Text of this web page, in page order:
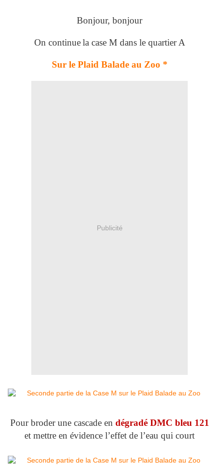
Bonjour, bonjour
On continue la case M dans le quartier A
Sur le Plaid Balade au Zoo *
Publicité
Pour broder une cascade en dégradé DMC bleu 121
et mettre en évidence l’effet de l’eau qui court